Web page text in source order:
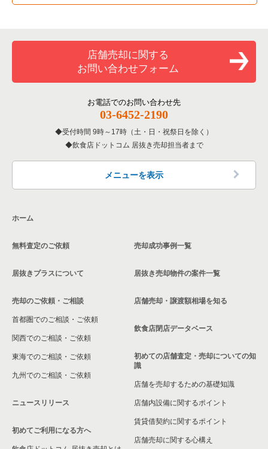
洋食の居抜き売却物件の案件一覧
その他の居抜き売却物件の案件一覧
北区の飲食店の居抜き売却物件の案件一覧
江戸川区の飲食店の居抜き売却物件の案件一覧
墨田区の飲食店の居抜き売却物件の案件一覧
品川区の飲食店の居抜き売却物件の案件一覧
中野区の飲食店の居抜き売却物件の案件一覧
東京23区のバーの居抜き売却物件の案件一覧
東京23区の居酒屋・ダイニングバーの居抜き売却物件の案件一
東京23区の専門料理の居抜き売却物件の案件一覧
東京23区の和食の居抜き売却物件の案件一覧
東京23区の洋食の居抜き売却物件の案件一覧
新宿区のバーの居抜き売却物件の案件一覧
新宿区の居酒屋・ダイニングバーの居抜き売却物件の案件一覧
新宿区の専門料理の居抜き売却物件の案件一覧
新宿区の和食の居抜き売却物件の案件一覧
新宿区の洋食の居抜き売却物件の案件一覧
店舗売却に関する
お問い合わせフォーム
お電話でのお問い合わせ先
03-6452-2190
受付時間 9時～17時（土・日・祝祭日を除く）
飲食店ドットコム 居抜き売却担当者まで
メニューを表示
ホーム
無料査定のご依頼
居抜きプラスについて
売却のご依頼・ご相談
首都圏でのご相談・ご依頼
関西でのご相談・ご依頼
東海でのご相談・ご依頼
九州でのご相談・ご依頼
ニュースリリース
初めてご利用になる方へ
売却成功事例一覧
居抜き売却物件の案件一覧
店舗売却・譲渡額相場を知る
飲食店閉店データベース
初めての店舗査定・売却についての知
識
店舗を売却するための基礎知識
店舗内設備に関するポイント
賃貸借契約に関するポイント
店舗売却に関する心構え